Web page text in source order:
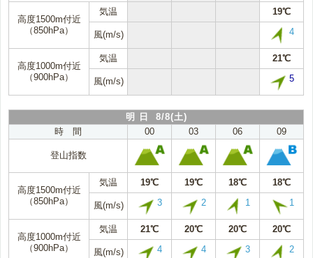
高度1500m付近
（850hPa）
気温 19℃
風(m/s) 4
高度1000m付近
（900hPa）
気温 21℃
風(m/s) 5
明 日 8/8(土)
時 間
00 03 06 09
登山指数
高度1500m付近
（850hPa）
気温 19℃ 19℃ 18℃ 18℃
風(m/s) 3 2 1 1
高度1000m付近
（900hPa）
気温 21℃ 20℃ 20℃ 20℃
風(m/s) 4 4 3 2